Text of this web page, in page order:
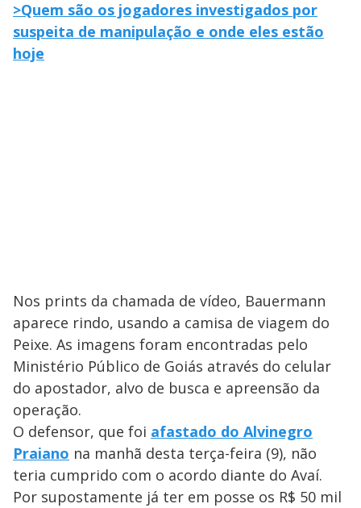
>Quem são os jogadores investigados por
suspeita de manipulação e onde eles estão
hoje
Nos prints da chamada de vídeo, Bauermann
aparece rindo, usando a camisa de viagem do
Peixe. As imagens foram encontradas pelo
Ministério Público de Goiás através do celular
do apostador, alvo de busca e apreensão da
operação.
O defensor, que foi afastado do Alvinegro
Praiano na manhã desta terça-feira (9), não
teria cumprido com o acordo diante do Avaí.
Por supostamente já ter em posse os R$ 50 mil